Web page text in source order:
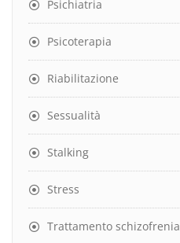
Psichiatria
Psicoterapia
Riabilitazione
Sessualità
Stalking
Stress
Trattamento schizofrenia